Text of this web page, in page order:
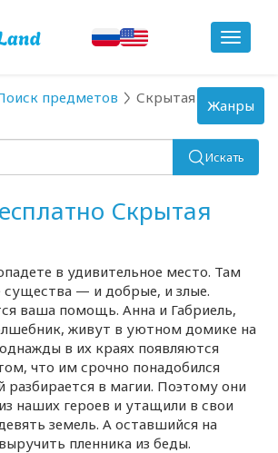
Toggle
предметов Скрытая магия
Искать
Скрытая
в удивительное место. Там
существа — и добрые, и злые.
ваша помощь. Анна и Габриель,
живут в уютном домике на
в их краях появляются
что им срочно понадобился
разбирается в магии. Поэтому они
наших героев и утащили в свои
земель. А оставшийся на
пленника из беды.
Toggle
navigation
Жанры